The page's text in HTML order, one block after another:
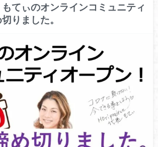
もてぃのオンラインコミュニティ
りました。